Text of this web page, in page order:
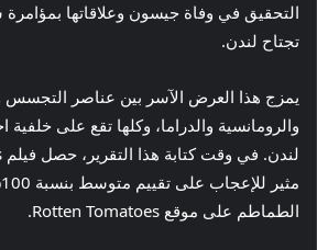
التحقيق في وفاة جيسون وعلاقاتها
تجتاح لندن.
يمزج هذا العرض الآسر بين عناصر التجسس
والرومانسية والدراما، وكلها تقع على خلفية
الطماطم على موقع Rotten Tomatoes.